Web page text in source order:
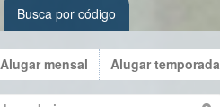
Busca por código
Alugar mensal Alugar temporada